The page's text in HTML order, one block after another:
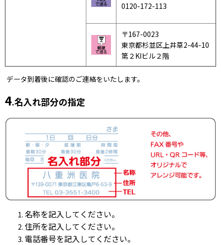
0120-172-113
〒167-0023
東京都杉並区上井草2-44-10
第２KIビル２階
データ到着後に確認のご連絡をいたします。
4.名入れ部分の指定
名称を記入してください。
住所を記入してください。
電話番号を記入してください。